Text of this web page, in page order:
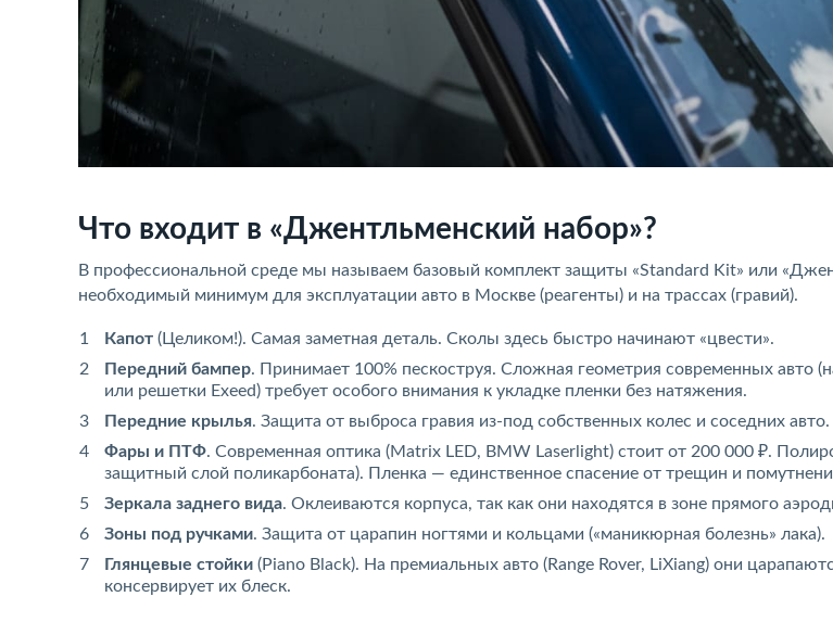
Что входит в «Джентльменский набор»?
В профессиональной среде мы называем базовый комплект защиты «Standard Kit» или
необходимый минимум для эксплуатации авто в Москве (реагенты) и на трассах (гравий).
Капот (Целиком!). Самая заметная деталь. Сколы здесь быстро начинают «цвести».
Передний бампер. Принимает 100% пескоструя. Сложная геометрия современных авто
или решетки Exeed) требует особого внимания к укладке пленки без натяжения.
Передние крылья. Защита от выброса гравия из-под собственных колес и соседних авто.
Фары и ПТФ. Современная оптика (Matrix LED, BMW Laserlight) стоит от 200 000 ₽.
защитный слой поликарбоната). Пленка — единственное спасение от трещин и
Зеркала заднего вида. Оклеиваются корпуса, так как они находятся в зоне прямого
Зоны под ручками. Защита от царапин ногтями и кольцами («маникюрная болезнь» лака).
Глянцевые стойки (Piano Black). На премиальных авто (Range Rover, LiXiang) они
консервирует их блеск.